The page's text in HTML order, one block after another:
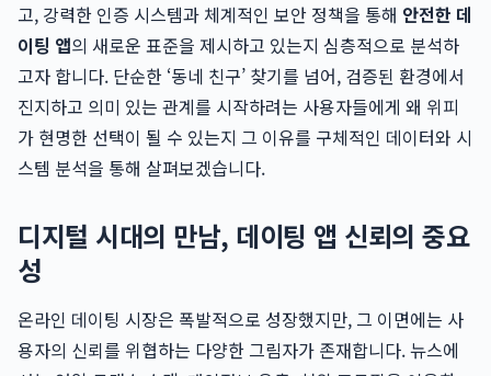
고, 강력한 인증 시스템과 체계적인 보안 정책을 통해 안전한 데
이팅 앱의 새로운 표준을 제시하고 있는지 심층적으로 분석하
고자 합니다. 단순한 ‘동네 친구’ 찾기를 넘어, 검증된 환경에서
진지하고 의미 있는 관계를 시작하려는 사용자들에게 왜 위피
가 현명한 선택이 될 수 있는지 그 이유를 구체적인 데이터와 시
스템 분석을 통해 살펴보겠습니다.
디지털 시대의 만남, 데이팅 앱 신뢰의 중요
성
온라인 데이팅 시장은 폭발적으로 성장했지만, 그 이면에는 사
용자의 신뢰를 위협하는 다양한 그림자가 존재합니다. 뉴스에